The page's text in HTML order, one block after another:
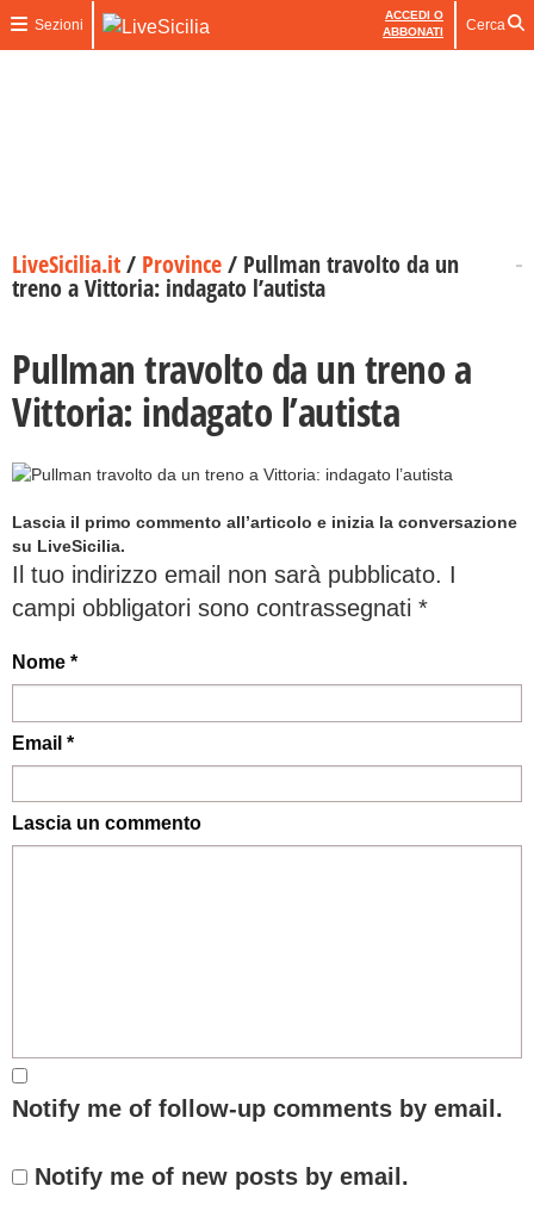
Sezioni
ACCEDI O
ABBONATI
Cerca
LiveSicilia.it/ Province/ Pullman travolto da un
treno a Vittoria: indagato l’autista
Pullman travolto da un treno a
Vittoria: indagato l’autista
Lascia il primo commento all’articolo e inizia la conversazione
su LiveSicilia.
Il tuo indirizzo email non sarà pubblicato. I
campi obbligatori sono contrassegnati *
Nome *
Email *
Lascia un commento
Notify me of follow-up comments by email.
Notify me of new posts by email.